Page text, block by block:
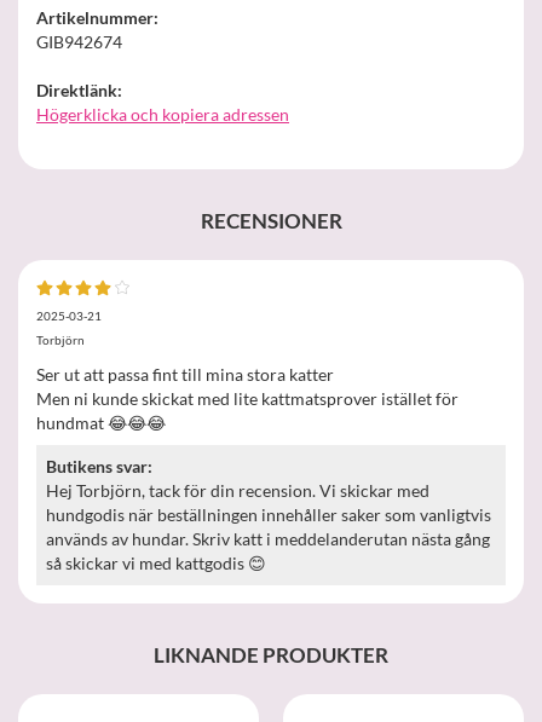
Artikelnummer:
GIB942674
Direktlänk:
Högerklicka och kopiera adressen
RECENSIONER
2025-03-21
Torbjörn
Ser ut att passa fint till mina stora katter
Men ni kunde skickat med lite kattmatsprover istället för
hundmat 😂😂😂
Butikens svar:
Hej Torbjörn, tack för din recension. Vi skickar med
hundgodis när beställningen innehåller saker som vanligtvis
används av hundar. Skriv katt i meddelanderutan nästa gång
så skickar vi med kattgodis 😊
LIKNANDE PRODUKTER